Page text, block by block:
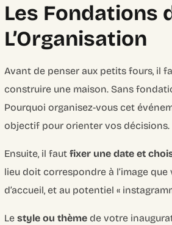
Les Fondations
L’Organisation
Avant de penser aux petits fours, il
construire une maison. Sans
Pourquoi organisez-vous cet
objectif pour orienter vos décisions.
Ensuite, il faut fixer une date et
lieu doit correspondre à l’image
d’accueil, et au potentiel «
Le style ou thème de votre